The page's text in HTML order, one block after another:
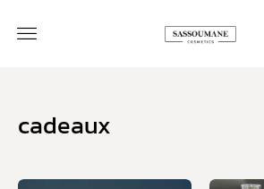
cadeaux